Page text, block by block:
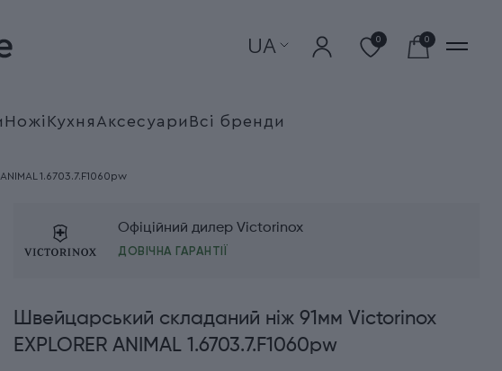
UA 0 0
Ножі Кухня Аксесуари Всі бренди
1.6703.7.F1060pw
Офіційний дилер Victorinox
ДОВІЧНА ГАРАНТІЇ
Швейцарський складаний ніж 91мм Victorinox
EXPLORER ANIMAL 1.6703.7.F1060pw